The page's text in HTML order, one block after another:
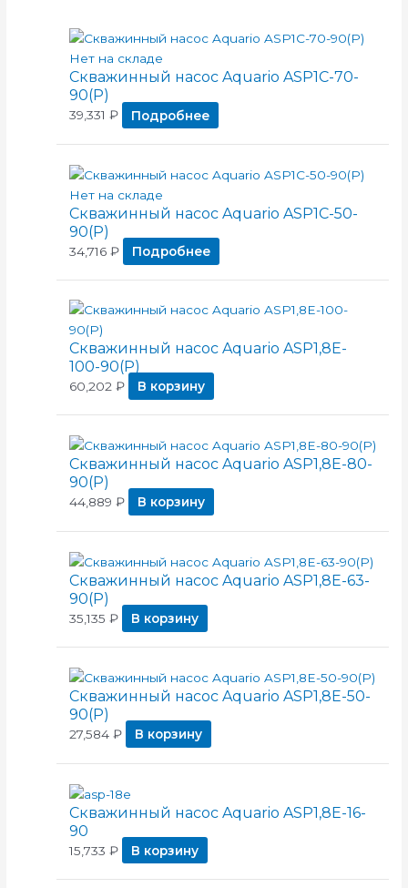
Нет на складе
Скважинный насос Aquario ASP1C-70-
90(P)
39,331 ₽ Подробнее
Нет на складе
Скважинный насос Aquario ASP1C-50-
90(P)
34,716 ₽ Подробнее
Скважинный насос Aquario ASP1,8E-
100-90(P)
60,202 ₽ В корзину
Скважинный насос Aquario ASP1,8E-80-
90(P)
44,889 ₽ В корзину
Скважинный насос Aquario ASP1,8E-63-
90(P)
35,135 ₽ В корзину
Скважинный насос Aquario ASP1,8E-50-
90(P)
27,584 ₽ В корзину
Скважинный насос Aquario ASP1,8E-16-
90
15,733 ₽ В корзину